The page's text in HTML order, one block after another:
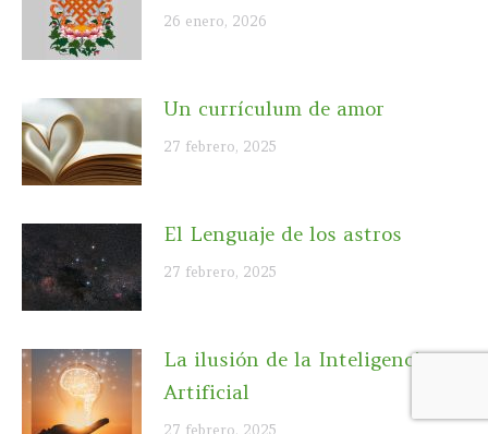
26 enero, 2026
Un currículum de amor
27 febrero, 2025
El Lenguaje de los astros
27 febrero, 2025
La ilusión de la Inteligencia
Artificial
27 febrero, 2025